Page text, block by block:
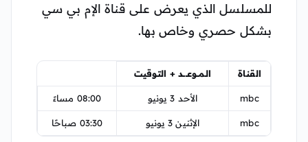
للمسلسل الذي يعرض على قناة الإم بي سي
بشكل حصري وخاص بها.
القناة الـمـــوعـــــد + التـوقيت
mbc الأحد 3 يونيو 08:00 مساءً
mbc الإثنين 3 يونيو 03:30 صباحًا